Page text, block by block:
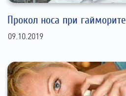
Прокол носа при гайморите
09.10.2019